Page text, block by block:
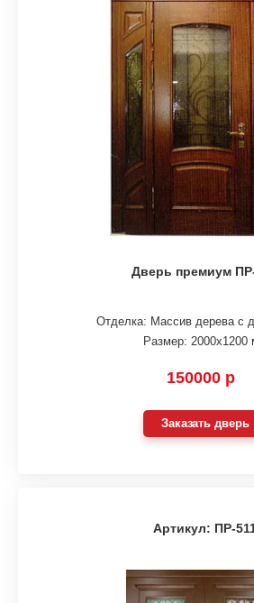
Дверь премиум
Отделка: Массив дерева с
Размер: 2000х1200
150000 р
Заказать дверь
Артикул: ПР-